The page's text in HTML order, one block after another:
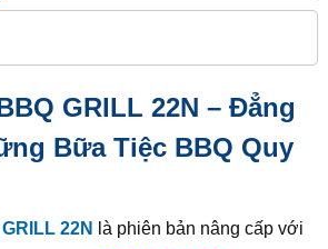
GRILL 22N – Đẳng
Bữa Tiệc BBQ Quy
22N
là phiên bản nâng cấp với